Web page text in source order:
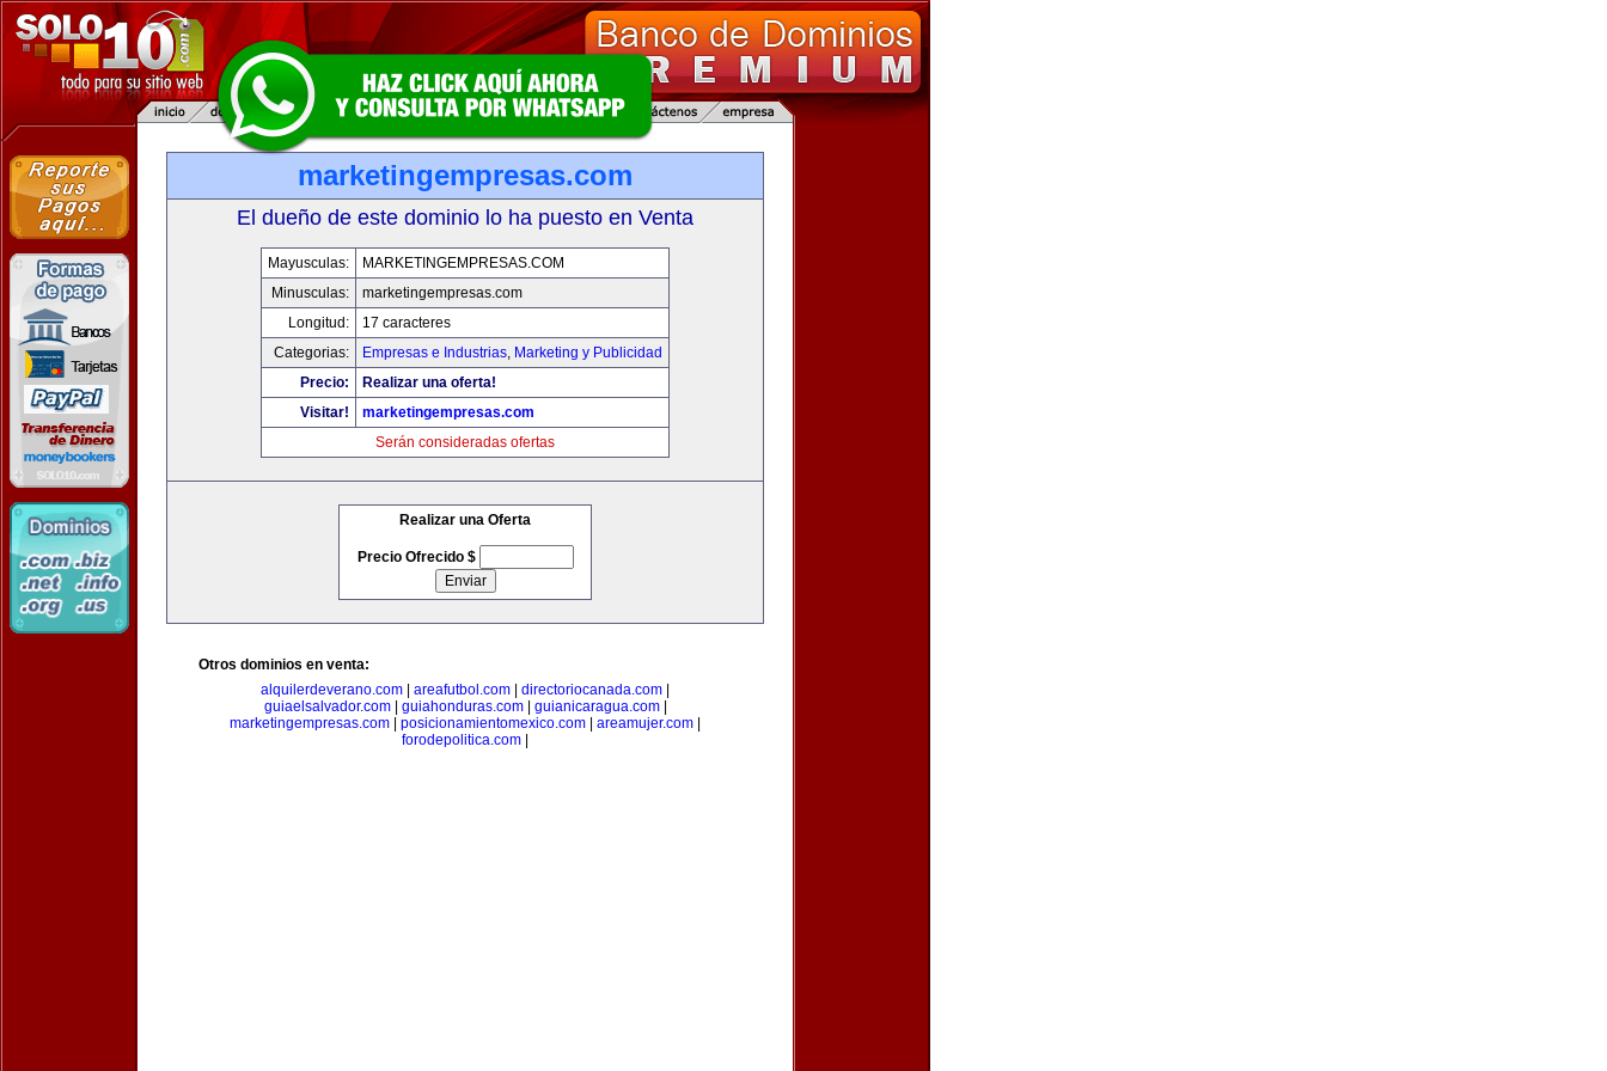
marketingempresas.com
El dueño de este dominio lo ha puesto en Venta
Mayusculas:
MARKETINGEMPRESAS.COM
Minusculas:
marketingempresas.com
Longitud:
17 caracteres
Categorias:
Empresas e Industrias, Marketing y Publicidad
Precio:
Realizar una oferta!
Visitar!
marketingempresas.com
Serán consideradas ofertas
Realizar una Oferta
Precio Ofrecido $
Otros dominios en venta:
alquilerdeverano.com
areafutbol.com directoriocanada.com
guiaelsalvador.com| guiahonduras.com| guianicaragua.com|
marketingempresas.com
posicionamientomexico.com areamujer.com
forodepolitica.com